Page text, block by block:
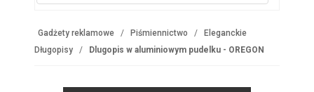
Gadżety reklamowe Piśmiennictwo
Eleganckie
Długopisy
Dlugopis w aluminiowym pudelku - OREGON